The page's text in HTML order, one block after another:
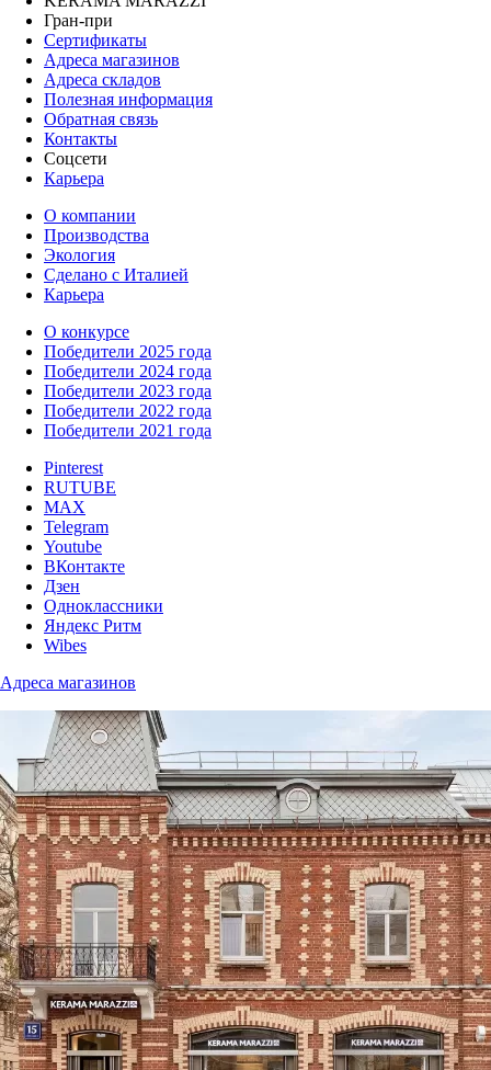
Гран-при
Сертификаты
Адреса магазинов
Адреса складов
Полезная информация
Обратная связь
Контакты
Соцсети
Карьера
О компании
Производства
Экология
Сделано с Италией
Карьера
О конкурсе
Победители 2025 года
Победители 2024 года
Победители 2023 года
Победители 2022 года
Победители 2021 года
Pinterest
RUTUBE
MAX
Telegram
Youtube
ВКонтакте
Дзен
Одноклассники
Яндекс Ритм
Wibes
Адреса магазинов